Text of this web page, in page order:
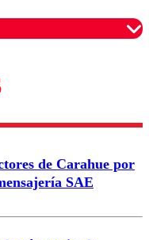
para garantizar un
de Carahue por
SAE